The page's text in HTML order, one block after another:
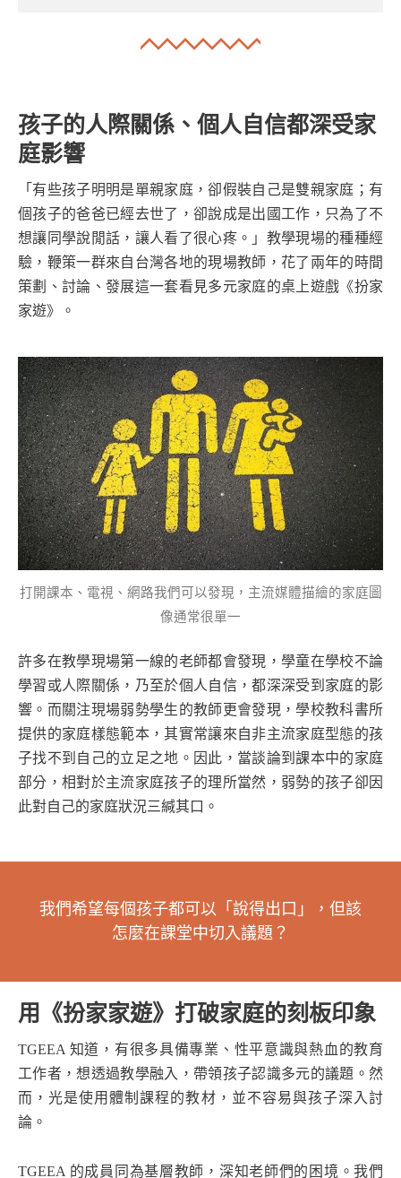
孩子的人際關係、個人自信都深受家
庭影響
「有些孩子明明是單親家庭，卻假裝自己是雙親家庭；有
個孩子的爸爸已經去世了，卻說成是出國工作，只為了不
想讓同學說閒話，讓人看了很心疼。」教學現場的種種經
驗，鞭策一群來自台灣各地的現場教師，花了兩年的時間
策劃、討論、發展這一套看見多元家庭的桌上遊戲《扮家
家遊》。
打開課本、電視、網路我們可以發現，主流媒體描繪的家庭圖
像通常很單一
許多在教學現場第一線的老師都會發現，學童在學校不論
學習或人際關係，乃至於個人自信，都深深受到家庭的影
響。而關注現場弱勢學生的教師更會發現，學校教科書所
提供的家庭樣態範本，其實常讓來自非主流家庭型態的孩
子找不到自己的立足之地。因此，當談論到課本中的家庭
部分，相對於主流家庭孩子的理所當然，弱勢的孩子卻因
此對自己的家庭狀況三緘其口。
我們希望每個孩子都可以「說得出口」，但該
怎麼在課堂中切入議題？
用《扮家家遊》打破家庭的刻板印象
TGEEA 知道，有很多具備專業、性平意識與熱血的教育
工作者，想透過教學融入，帶領孩子認識多元的議題。然
而，光是使用體制課程的教材，並不容易與孩子深入討
論。
TGEEA 的成員同為基層教師，深知老師們的困境。我們